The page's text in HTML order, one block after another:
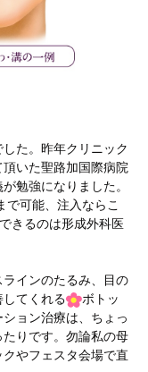
た。昨年クリニック
いた聖路加国際病院
勉強になりました。
で可能、注入ならこ
きるのは形成外科医
インのたるみ、目の
てくれる
ボトッ
ョン治療は、ちょっ
りです。勿論私の母
やフェスタ会場で直